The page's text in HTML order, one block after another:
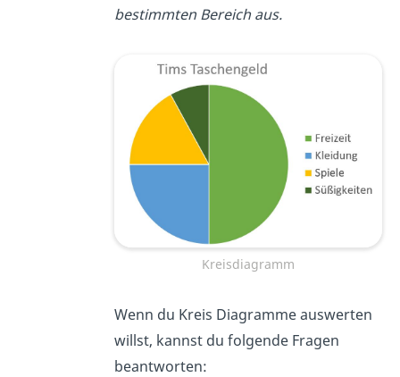
bestimmten Bereich aus.
Kreisdiagramm
Wenn du Kreis Diagramme auswerten
willst, kannst du folgende Fragen
beantworten: